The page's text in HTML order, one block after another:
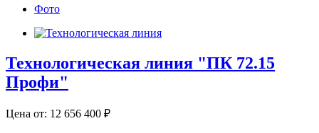
Фото
Технологическая линия "ПК 72.15
Профи"
Цена от: 12 656 400 ₽